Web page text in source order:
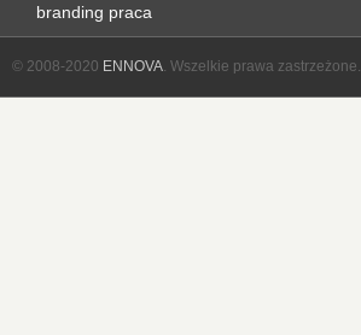
branding praca
© 2008-2020 ENNOVA. Wszelkie prawa zastrzeżone.